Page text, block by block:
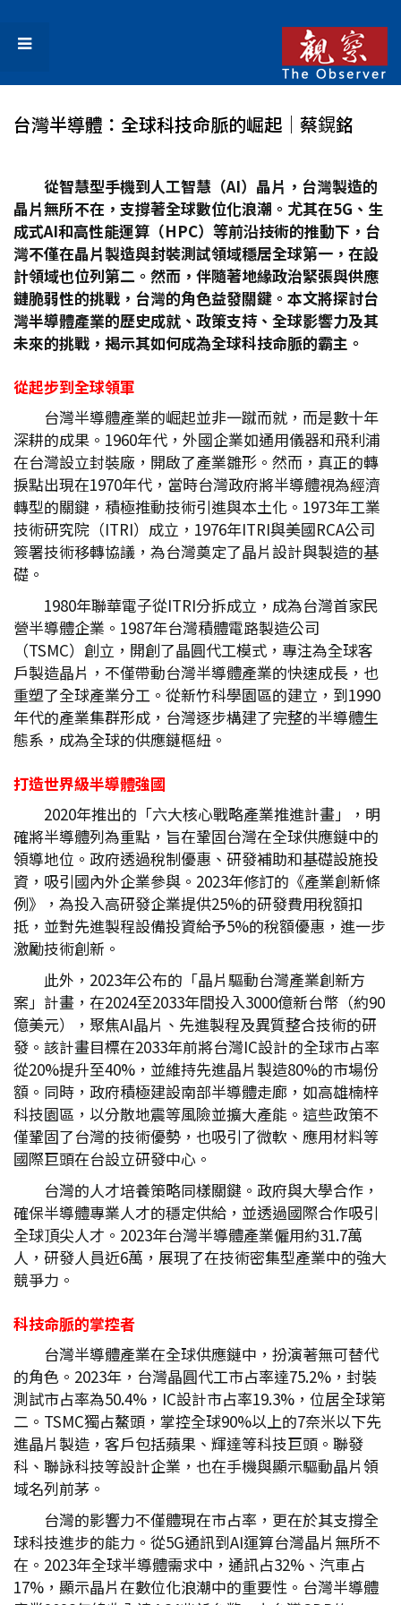
台灣半導體：全球科技命脈的崛起│蔡鎤銘
從智慧型手機到人工智慧（AI）晶片，台灣製造的
晶片無所不在，支撐著全球數位化浪潮。尤其在5G 、生
成式AI和高性能運算（HPC）等前沿技術的推動下，台
灣不僅在晶片製造與封裝測試領域穩居全球第一，在設
計領域也位列第二。然而，伴隨著地緣政治緊張與供應
鏈脆弱性的挑戰，台灣的角色益發關鍵。本文將探討台
灣半導體產業的歷史成就、政策支持、全球影響力及其
未來的挑戰，揭示其如何成為全球科技命脈的霸主。
從起步到全球領軍
台灣半導體產業的崛起並非一蹴而就，而是數十年
深耕的成果。1960年代，外國企業如通用儀器和飛利浦
在台灣設立封裝廠，開啟了產業雛形。然而，真正的轉
捩點出現在1970年代，當時台灣政府將半導體視為經濟
轉型的關鍵，積極推動技術引進與本土化。1973年工業
技術研究院（ITRI）成立，1976年ITRI與美國RCA公司
簽署技術移轉協議，為台灣奠定了晶片設計與製造的基
礎。
1980年聯華電子從ITRI分拆成立，成為台灣首家民
營半導體企業。1987年台灣積體電路製造公司
（TSMC）創立，開創了晶圓代工模式，專注為全球客
戶製造晶片，不僅帶動台灣半導體產業的快速成長，也
重塑了全球產業分工。從新竹科學園區的建立，到1990
年代的產業集群形成，台灣逐步構建了完整的半導體生
態系，成為全球的供應鏈樞紐。
打造世界級半導體強國
2020年推出的「六大核心戰略產業推進計畫」，明
確將半導體列為重點，旨在鞏固台灣在全球供應鏈中的
領導地位。政府透過稅制優惠、研發補助和基礎設施投
資，吸引國內外企業參與。2023年修訂的《產業創新條
例》，為投入高研發企業提供25%的研發費用稅額扣
抵，並對先進製程設備投資給予5%的稅額優惠，進一步
激勵技術創新。
此外，2023年公布的「晶片驅動台灣產業創新方
案」計畫，在2024至2033年間投入3000億新台幣（約90
億美元），聚焦AI晶片、先進製程及異質整合技術的研
發。該計畫目標在2033年前將台灣IC設計的全球市占率
從20%提升至40%，並維持先進晶片製造80%的市場份
額。同時，政府積極建設南部半導體走廊，如高雄楠梓
科技園區，以分散地震等風險並擴大產能。這些政策不
僅鞏固了台灣的技術優勢，也吸引了微軟、應用材料等
國際巨頭在台設立研發中心。
台灣的人才培養策略同樣關鍵。政府與大學合作，
確保半導體專業人才的穩定供給，並透過國際合作吸引
全球頂尖人才。2023年台灣半導體產業僱用約31.7萬
人，研發人員近6萬，展現了在技術密集型產業中的強大
競爭力。
科技命脈的掌控者
台灣半導體產業在全球供應鏈中，扮演著無可替代
的角色。2023年，台灣晶圓代工市占率達75.2%，封裝
測試市占率為50.4%，IC設計市占率19.3%，位居全球第
二。TSMC獨占鰲頭，掌控全球90%以上的7奈米以下先
進晶片製造，客戶包括蘋果、輝達等科技巨頭。聯發
科、聯詠科技等設計企業，也在手機與顯示驅動晶片領
域名列前茅。
台灣的影響力不僅體現在市占率，更在於其支撐全
球科技進步的能力。從5G通訊到AI運算台灣晶片無所不
在。2023年全球半導體需求中，通訊占32%、汽車占
17%，顯示晶片在數位化浪潮中的重要性。台灣半導體